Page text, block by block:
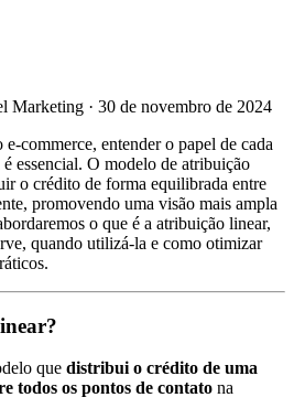
Marketing · 30 de novembro de 2024
commerce, entender o papel de cada
essencial. O modelo de atribuição
o crédito de forma equilibrada entre
promovendo uma visão mais ampla
o que é a atribuição linear,
quando utilizá-la e como otimizar
que distribui o crédito de uma
todos os pontos de contato na